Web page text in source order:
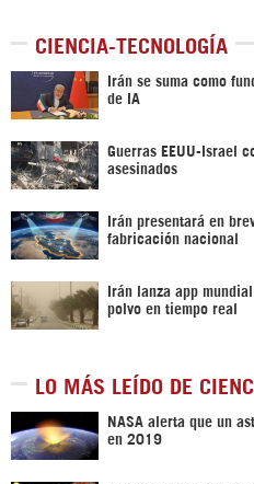
CIENCIA-TECNOLOGÍA
Irán se suma como
de IA
Guerras EEUU-Israel
asesinados
Irán presentará en
fabricación nacional
Irán lanza app
polvo en tiempo real
LO MÁS LEÍDO DE
NASA alerta que un
en 2019